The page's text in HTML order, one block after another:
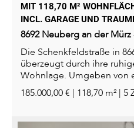
MIT 118,70 M²
INCL. GARAGE UND
8692 Neuberg an der Mürz
Die Schenkfeldstraße in
überzeugt durch ihre
Wohnlage. Umgeben von
Berglandschaft...
185.000,00 € | 118,70 m² | 5